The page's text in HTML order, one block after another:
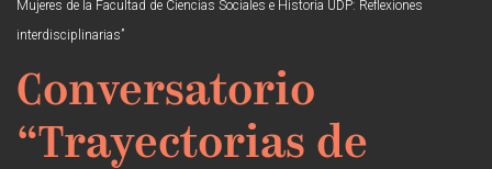
Mujeres de la Facultad de Ciencias Sociales e Historia UDP: Reflexiones
interdisciplinarias”
Conversatorio
“Trayectorias de